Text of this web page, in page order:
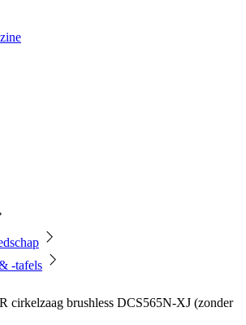
-tafels
cirkelzaag brushless DCS565N-XJ (zonder